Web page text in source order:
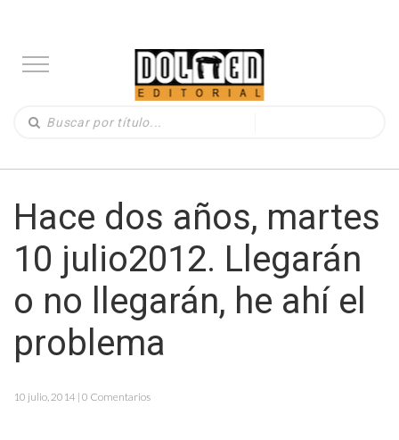
Hace dos años, martes
10 julio2012. Llegarán
o no llegarán, he ahí el
problema
10 julio, 2014 | 0 Comentarios